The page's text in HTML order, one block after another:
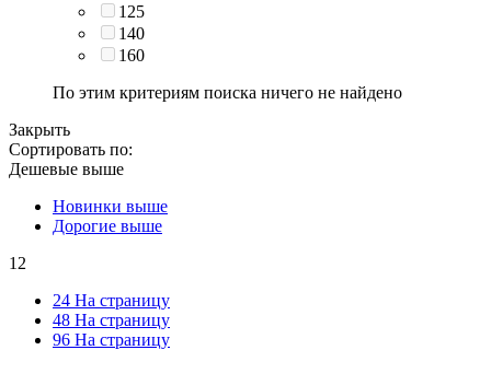
125
140
160
По этим критериям поиска ничего не найдено
Закрыть
Сортировать по:
Дешевые выше
Новинки выше
Дорогие выше
12
24 На страницу
48 На страницу
96 На страницу